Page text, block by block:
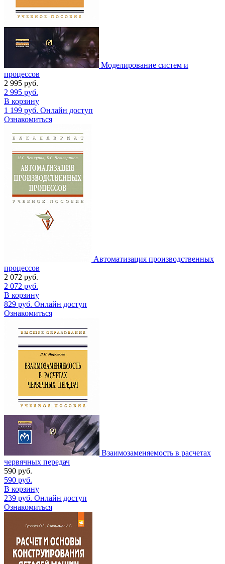
Моделирование систем и
процессов
2 995 руб.
2 995 руб.
В корзину
1 199 руб. Онлайн доступ
Ознакомиться
Автоматизация производственных
процессов
2 072 руб.
2 072 руб.
В корзину
829 руб. Онлайн доступ
Ознакомиться
Взаимозаменяемость в расчетах
червячных передач
590 руб.
590 руб.
В корзину
239 руб. Онлайн доступ
Ознакомиться